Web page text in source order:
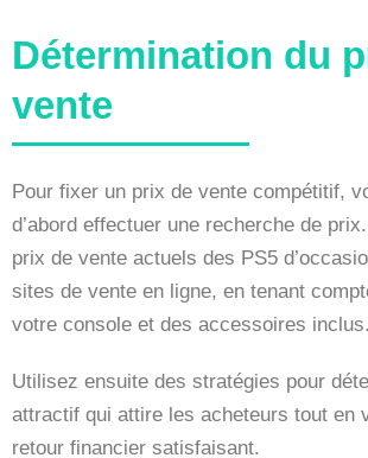
Détermination du
vente
Pour fixer un prix de vente compétitif,
d’abord effectuer une recherche de
prix de vente actuels des PS5
sites de vente en ligne, en tenant
votre console et des accessoires inclus.
Utilisez ensuite des stratégies pour
attractif qui attire les acheteurs tout en
retour financier satisfaisant.